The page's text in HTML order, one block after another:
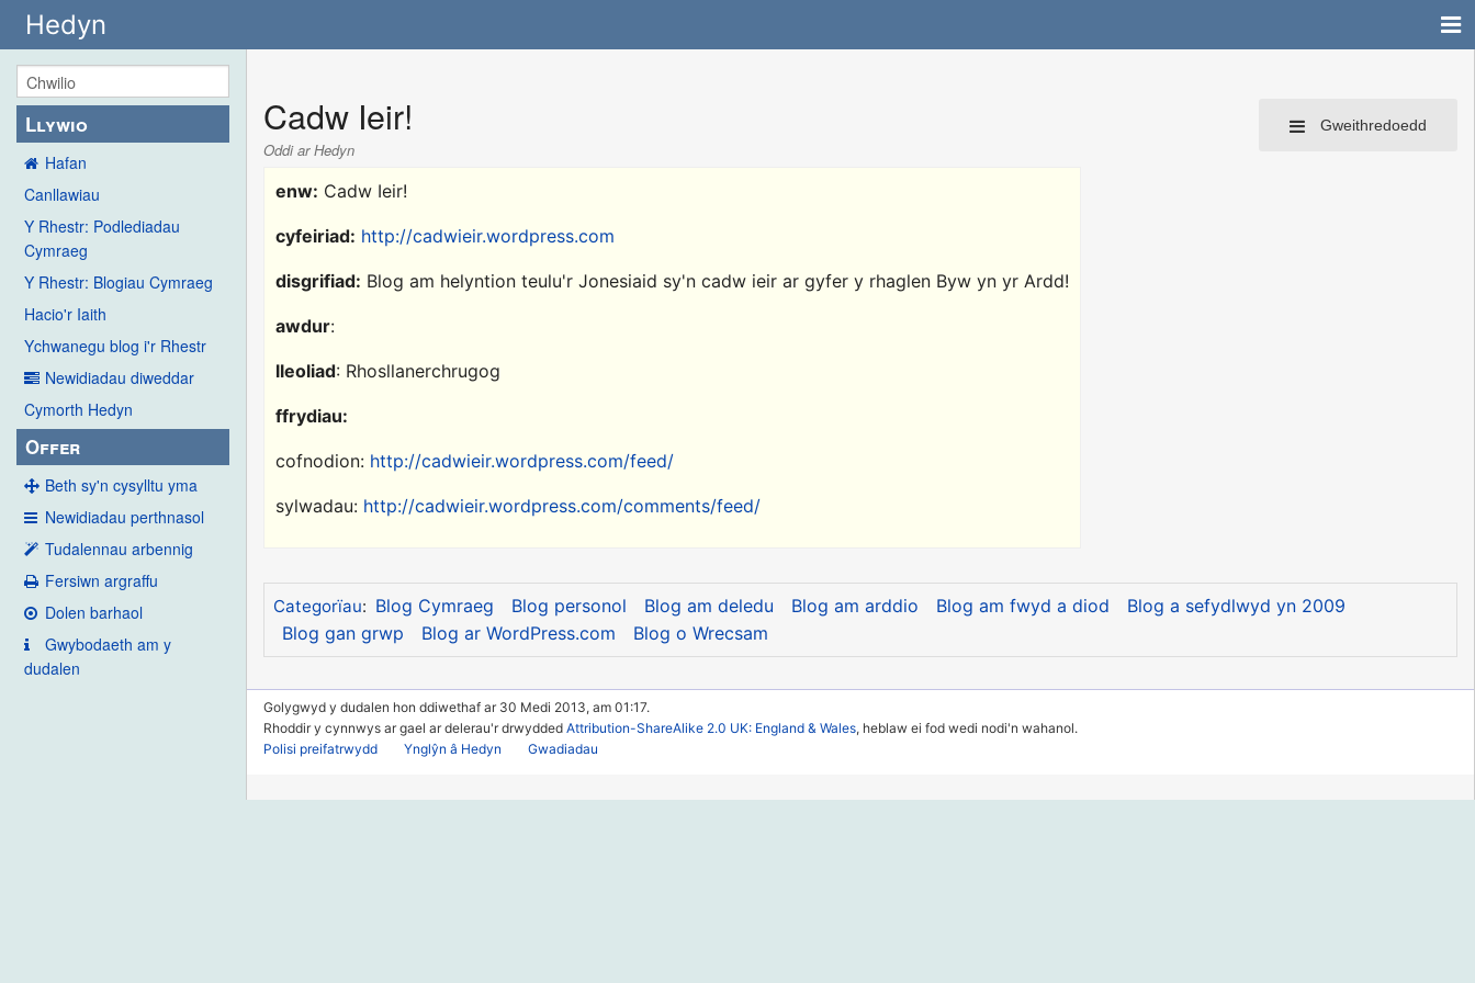
Hedyn
Llywio
Hafan
Canllawiau
Y Rhestr: Podlediadau
Cymraeg
Y Rhestr: Blogiau Cymraeg
Hacio'r Iaith
Ychwanegu blog i'r Rhestr
Newidiadau diweddar
Cymorth Hedyn
Offer
Beth sy'n cysylltu yma
Newidiadau perthnasol
Tudalennau arbennig
Fersiwn argraffu
Dolen barhaol
Gwybodaeth am y
dudalen
Gweithredoedd
Cadw Ieir!
Oddi ar Hedyn
enw: Cadw Ieir!
cyfeiriad: http://cadwieir.wordpress.com
disgrifiad: Blog am helyntion teulu'r Jonesiaid sy'n cadw ieir ar gyfer y rhaglen Byw yn yr Ardd!
awdur:
lleoliad: Rhosllanerchrugog
ffrydiau:
cofnodion: http://cadwieir.wordpress.com/feed/
sylwadau: http://cadwieir.wordpress.com/comments/feed/
Categorïau: Blog Cymraeg Blog personol Blog am deledu Blog am arddio Blog am fwyd a diod
Blog a sefydlwyd yn 2009
Blog gan grwp
Blog ar WordPress.com Blog o Wrecsam
Golygwyd y dudalen hon ddiwethaf ar 30 Medi 2013, am 01:17.
Rhoddir y cynnwys ar gael ar delerau'r drwyddedAttribution-ShareAlike 2.0 UK: England & Wales, heblaw ei fod wedi nodi'n wahanol.
Polisi preifatrwydd
Ynglŷn â Hedyn Gwadiadau